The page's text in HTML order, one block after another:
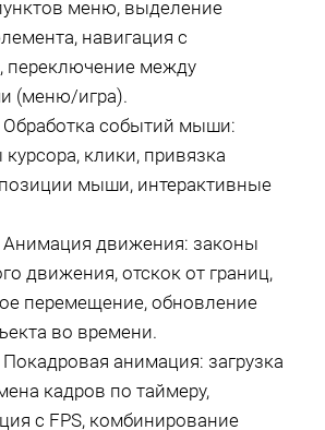
меню, выделение
навигация с
переключение между
(меню/игра).
Обработка событий мыши:
клики, привязка
мыши, интерактивные
Анимация движения: законы
движения, отскок от границ,
перемещение, обновление
во времени.
Покадровая анимация: загрузка
кадров по таймеру,
с FPS, комбинирование